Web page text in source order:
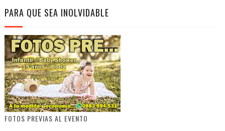
PARA QUE SEA INOLVIDABLE
FOTOS PREVIAS AL EVENTO